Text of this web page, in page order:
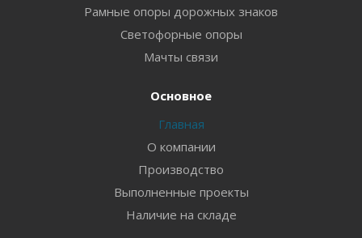
Рамные опоры дорожных знаков
Светофорные опоры
Мачты связи
Основное
Главная
О компании
Производство
Выполненные проекты
Наличие на складе